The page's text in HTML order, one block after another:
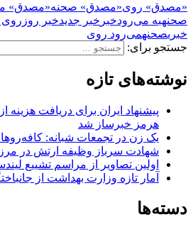
«مصدق» روی«مصدق» صحنه«مصدق»
صحنهبه می‌رودخبر خبر جدیدخبر روز
خبریصحنهمی‌رود روی
جستجو برای:
نوشته‌های تازه
پیشنهاد ایران برای دریافت هزینه
هرمز خبرساز شد
یک زن در تجمعات شبانه:
شهادت سرباز وظیفه ارتش در
اولین تصاویر از مراسم تشییع
آمار تازه وزارت بهداشت از
دسته‌ها